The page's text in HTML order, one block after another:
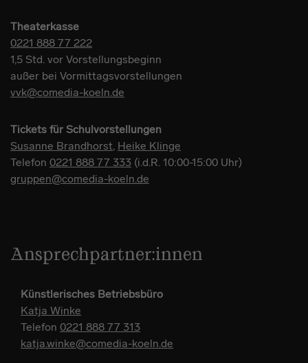
Theaterkasse
0221 888 77 222
1,5 Std. vor Vorstellungsbeginn
außer bei Vormittagsvorstellungen
vvk@comedia-koeln.de
Tickets für Schulvorstellungen
Susanne Brandhorst Heike Klinge
Telefon 0221 888 77 333 (i.d.R. 10:00-15:00 Uhr)
gruppen@comedia-koeln.de
Ansprechpartner:innen
Künstlerisches Betriebsbüro
Katja Winke
Telefon 0221 888 77 313
katja.winke@comedia-koeln.de